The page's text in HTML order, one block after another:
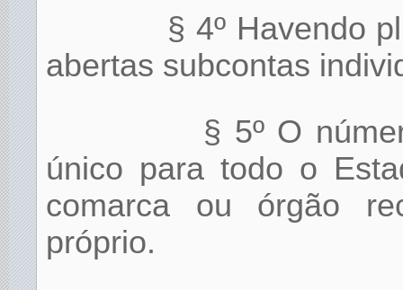
§ 4º Havendo
abertas subcontas
§ 5º O
único para todo o
comarca ou órgão
próprio.